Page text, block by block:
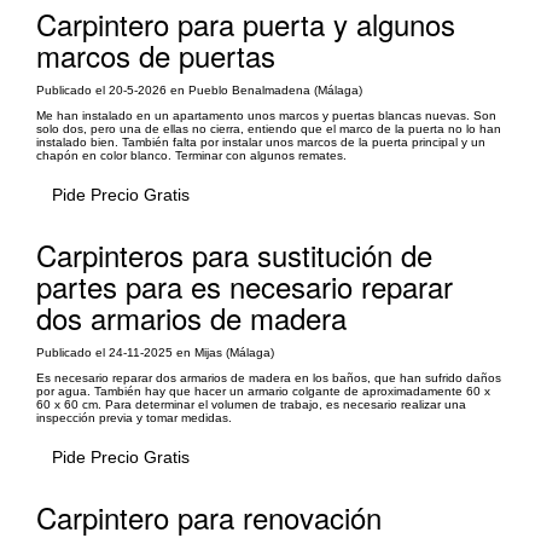
Carpintero para puerta y algunos
marcos de puertas
Publicado el 20-5-2026 en Pueblo Benalmadena (Málaga)
Me han instalado en un apartamento unos marcos y puertas blancas nuevas. Son
solo dos, pero una de ellas no cierra, entiendo que el marco de la puerta no lo han
instalado bien. También falta por instalar unos marcos de la puerta principal y un
chapón en color blanco. Terminar con algunos remates.
Pide Precio Gratis
Carpinteros para sustitución de
partes para es necesario reparar
dos armarios de madera
Publicado el 24-11-2025 en Mijas (Málaga)
Es necesario reparar dos armarios de madera en los baños, que han sufrido daños
por agua. También hay que hacer un armario colgante de aproximadamente 60 x
60 x 60 cm. Para determinar el volumen de trabajo, es necesario realizar una
inspección previa y tomar medidas.
Pide Precio Gratis
Carpintero para renovación